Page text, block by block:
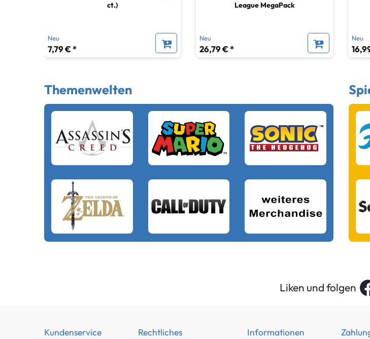
ct.)
Neu
7,79 € *
League MegaPack
Neu
26,79 € *
Neu
Themenwelten
Liken und folgen
Kundenservice
Rechtliches Informationen